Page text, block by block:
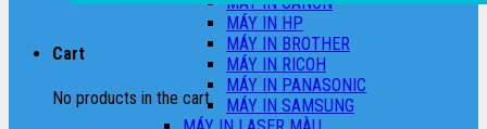
Cart
No products in the cart.
MÁY IN HP
MÁY IN BROTHER
MÁY IN RICOH
MÁY IN PANASONIC
MÁY IN SAMSUNG